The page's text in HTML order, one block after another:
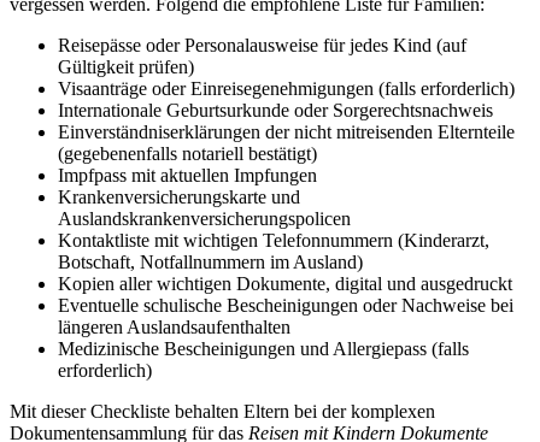
vergessen werden. Folgend die empfohlene Liste für Familien:
Reisepässe oder Personalausweise für jedes Kind (auf
Gültigkeit prüfen)
Visaanträge oder Einreisegenehmigungen (falls erforderlich)
Internationale Geburtsurkunde oder Sorgerechtsnachweis
Einverständniserklärungen der nicht mitreisenden Elternteile
(gegebenenfalls notariell bestätigt)
Impfpass mit aktuellen Impfungen
Krankenversicherungskarte und
Auslandskrankenversicherungspolicen
Kontaktliste mit wichtigen Telefonnummern (Kinderarzt,
Botschaft, Notfallnummern im Ausland)
Kopien aller wichtigen Dokumente, digital und ausgedruckt
Eventuelle schulische Bescheinigungen oder Nachweise bei
längeren Auslandsaufenthalten
Medizinische Bescheinigungen und Allergiepass (falls
erforderlich)
Mit dieser Checkliste behalten Eltern bei der komplexen
Dokumentensammlung für das Reisen mit Kindern Dokumente